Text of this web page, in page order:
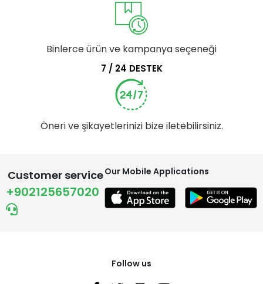
Binlerce ürün ve kampanya seçeneği
7 / 24 DESTEK
Öneri ve şikayetlerinizi bize iletebilirsiniz.
Customer service
+902125657020
Our Mobile Applications
Follow us